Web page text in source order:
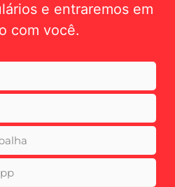
e entraremos em
com você.